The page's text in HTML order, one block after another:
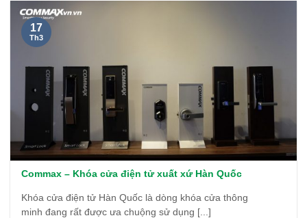
Commax – Khóa cửa điện tử xuất xứ Hàn Quốc
Khóa cửa điện tử Hàn Quốc là dòng khóa cửa thông
minh đang rất được ưa chuộng sử dụng [...]
17
Th3